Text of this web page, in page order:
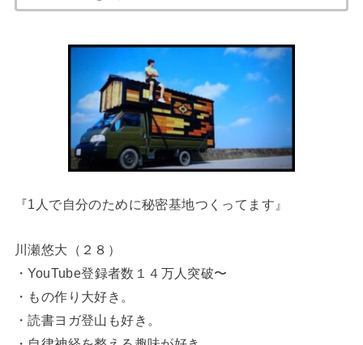
『1人で自分のために秘密基地つくってます』
川瀬悠大（２８）
・YouTube登録者数１４万人突破〜
・もの作り大好き。
・読書ヨガ登山も好き。